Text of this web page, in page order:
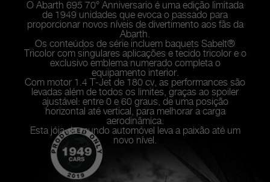
O Abarth 695 70° Anniversario é uma edição limitada
de 1949 unidades que evoca o passado para
proporcionar novos níveis de divertimento aos fãs da
Abarth.
Os conteúdos de série incluem baquets Sabelt®
Tricolor com singulares aplicações e tecido tricolor e o
exclusivo emblema numerado completa o
equipamento interior.
Com motor 1.4 T-Jet de 180 cv, as performances são
levadas além de todos os limites, graças ao spoiler
ajustável: entre 0 e 60 graus, de uma posição
horizontal até vertical, para melhorar a carga
aerodinâmica.
Esta jóia do mundo automóvel leva a paixão até um
novo nível.